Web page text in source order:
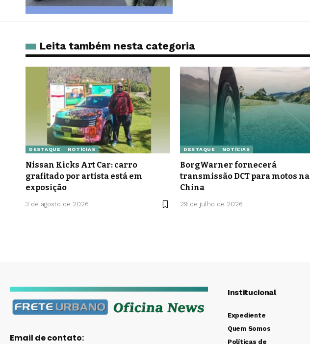
Leita também nesta categoria
DESTAQUE NOTÍCIAS
Nissan Kicks Art Car: carro
grafitado por artista está em
exposição
3 de agosto de 2026
DESTAQUE NOTÍCIAS
BorgWarner fornecerá
transmissão DCT para motos na
China
29 de julho de 2026
Email de contato:
Institucional
Expediente
Quem Somos
Políticas de